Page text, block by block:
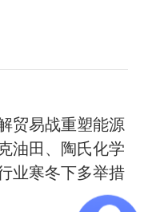
贸易战重塑能源
油田、陶氏化学
业寒冬下多举措